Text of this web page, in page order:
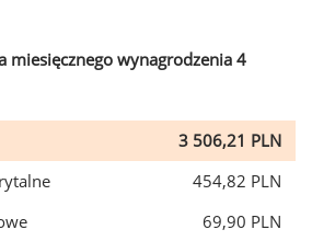
miesięcznego wynagrodzenia 4
3 506,21 PLN
454,82 PLN
69,90 PLN